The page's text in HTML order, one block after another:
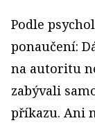
Podle
ponaučení:
na autoritu
zabývali
příkazu. Ani